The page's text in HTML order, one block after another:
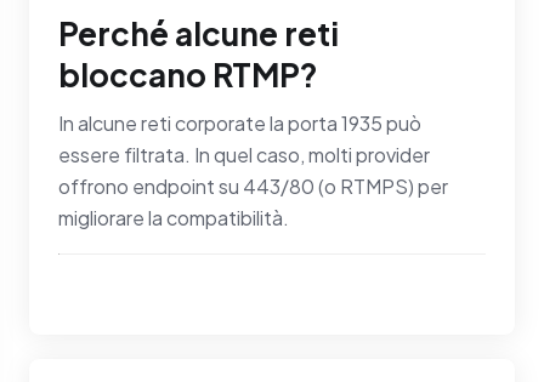
Perché alcune reti
bloccano RTMP?
In alcune reti corporate la porta 1935 può
essere filtrata. In quel caso, molti provider
offrono endpoint su 443/80 (o RTMPS) per
migliorare la compatibilità.